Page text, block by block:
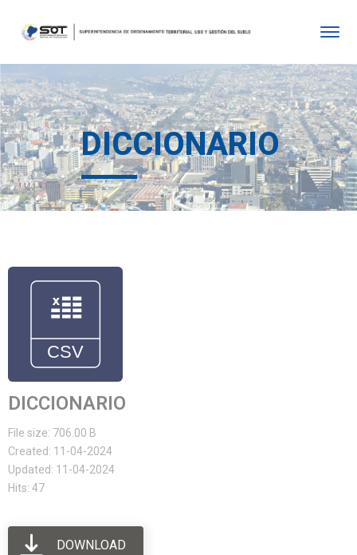
DICCIONARIO
DICCIONARIO
File size: 706.00 B
Created: 11-04-2024
Updated: 11-04-2024
Hits: 47
DOWNLOAD